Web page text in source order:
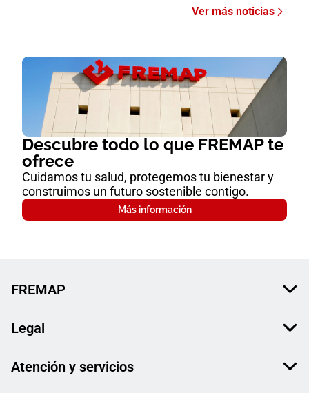
Ver más noticias
Descubre todo lo que FREMAP te
ofrece
Cuidamos tu salud, protegemos tu bienestar y
construimos un futuro sostenible contigo.
Más información
FREMAP
Legal
Atención y servicios